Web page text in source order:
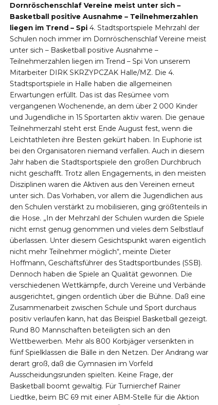
Dornröschenschlaf Vereine meist unter sich –
Basketball positive Ausnahme – Teilnehmerzahlen
liegen im Trend – Spi 4. Stadtsportspiele Mehrzahl der
Schulen noch immer im Dornröschenschlaf Vereine meist
unter sich – Basketball positive Ausnahme –
Teilnehmerzahlen liegen im Trend – Spi Von unserem
Mitarbeiter DIRK SKRZYPCZAK Halle/MZ. Die 4.
Stadtsportspiele in Halle haben die allgemeinen
Erwartungen erfüllt. Das ist das Resümee vom
vergangenen Wochenende, an dem über 2 000 Kinder
und Jugendliche in 15 Sportarten aktiv waren. Die genaue
Teilnehmerzahl steht erst Ende August fest, wenn die
Leichtathleten ihre Besten gekürt haben. In Euphorie ist
bei den Organisatoren niemand verfallen. Auch in diesem
Jahr haben die Stadtsportspiele den großen Durchbruch
nicht geschafft. Trotz allen Engagements, in den meisten
Disziplinen waren die Aktiven aus den Vereinen erneut
unter sich. Das Vorhaben, vor allem die Jugendlichen aus
den Schulen verstärkt zu mobilisieren, ging größtenteils in
die Hose. „In der Mehrzahl der Schulen wurden die Spiele
nicht ernst genug genommen und vieles dem Selbstlauf
überlassen. Unter diesem Gesichtspunkt waren eigentlich
nicht mehr Teilnehmer möglich“, meinte Dieter
Hoffmann, Geschäftsführer des Stadtsportbundes (SSB).
Dennoch haben die Spiele an Qualität gewonnen. Die
verschiedenen Wettkämpfe, durch Vereine und Verbände
ausgerichtet, gingen ordentlich über die Bühne. Daß eine
Zusammenarbeit zwischen Schule und Sport durchaus
positiv verlaufen kann, hat das Beispiel Basketball gezeigt.
Rund 80 Mannschaften beteiligten sich an den
Wettbewerben. Mehr als 800 Korbjäger versenkten in
fünf Spielklassen die Bälle in den Netzen. Der Andrang war
derart groß, daß die Gymnasien im Vorfeld
Ausscheidungsrunden spielten. Keine Frage, der
Basketball boomt gewaltig. Für Turnierchef Rainer
Liedtke, beim BC 69 mit einer ABM-Stelle für die Aktion